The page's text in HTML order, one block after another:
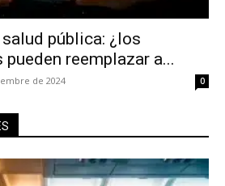
pública: ¿los
reemplazar a...
de 2024 0